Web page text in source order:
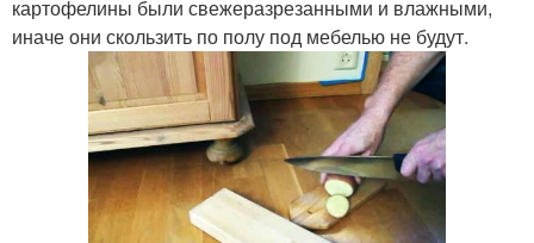
картофелины были свежеразрезанными и влажными,
иначе они скользить по полу под мебелью не будут.